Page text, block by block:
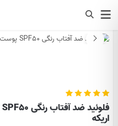
اریکه